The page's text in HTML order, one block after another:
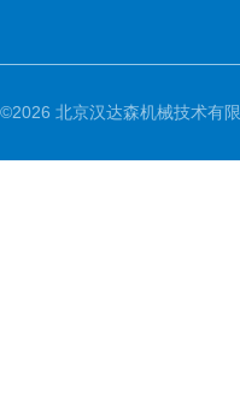
©2026 北京汉达森机械技术有